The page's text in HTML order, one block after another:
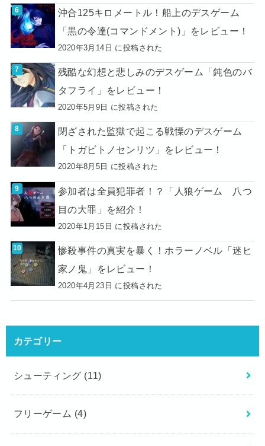
沖合125キロメートル！船上のデスゲーム
「黒の令達(コマンドメント)」をレビュー！
2020年3月14日 に投稿された
残酷な幻想と悲しみのデスゲーム「鈍色のバ
タフライ」をレビュー！
2020年5月9日 に投稿された
閉ざされた監獄で起こる戦慄のデスゲーム
「トガビトノセンリツ」をレビュー！
2020年8月5日 に投稿された
参加者は全員犯罪者！？「人狼ゲーム 八つ
目の大罪」を紹介！
2020年1月15日 に投稿された
惨殺事件の真実を暴く！ホラーノベル「迷ヒ
家ノ鬼」をレビュー！
2020年4月23日 に投稿された
カテゴリー
シューティング (11)
フリーゲーム (4)